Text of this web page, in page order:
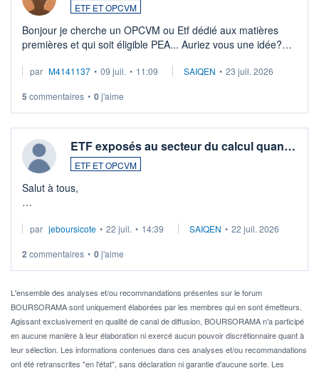
ETF ET OPCVM
Bonjour je cherche un OPCVM ou Etf dédié aux matières
premières et qui soit éligible PEA... Auriez vous une idée?
par M4141137 • 09 juil. • 11:09 SAIQEN • 23 juil. 2026
5 commentaires • 0j'aime
ETF exposés au secteur du calcul quan…
ETF ET OPCVM
Salut à tous,
via un ETF plutôt que des actions individuelles.
Idéalement, je voudrais qu'il soit éligible au PEA.
Pour l' ...
par jeboursicote • 22 juil. • 14:39 SAIQEN • 22 juil. 2026
2 commentaires • 0j'aime
L'ensemble des analyses et/ou recommandations présentes sur le forum
BOURSORAMA sont uniquement élaborées par les membres qui en sont émetteurs.
Agissant exclusivement en qualité de canal de diffusion, BOURSORAMA n'a participé
en aucune manière à leur élaboration ni exercé aucun pouvoir discrétionnaire quant à
leur sélection. Les informations contenues dans ces analyses et/ou recommandations
ont été retranscrites "en l'état", sans déclaration ni garantie d'aucune sorte. Les